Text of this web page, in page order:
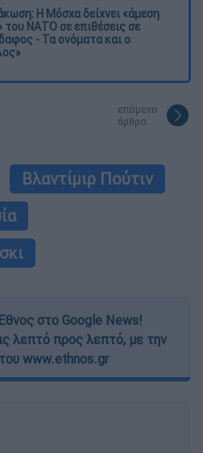
Η Μόσχα δείχνει «άμεση
του ΝΑΤΟ σε επιθέσεις σε
- Τα ονόματα και ο
επόμενο
άρθρο
Βλαντίμιρ Πούτιν
στο Google News!
λεπτό προς λεπτό, με την
www.ethnos.gr